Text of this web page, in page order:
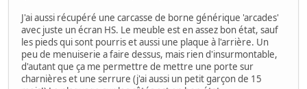
J'ai aussi récupéré une carcasse de borne générique 'arcades'
avec juste un écran HS. Le meuble est en assez bon état, sauf
les pieds qui sont pourris et aussi une plaque à l'arrière. Un
peu de menuiserie a faire dessus, mais rien d'insurmontable,
d'autant que ça me permettre de mettre une porte sur
charnières et une serrure (j'ai aussi un petit garçon de 15